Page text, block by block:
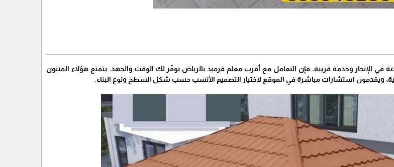
الإنجاز وخدمة قريبة، فإن التعامل مع أقرب معلم قرميد بالرياض يوفّر لك الوقت والجهد. يتمتع هؤلاء الفنيون
عالية، ويقدمون استشارات مباشرة في الموقع لاختيار التصميم الأنسب حسب شكل السطح ونوع البناء.